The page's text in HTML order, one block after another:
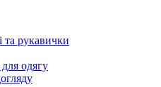
та рукавички
одягу